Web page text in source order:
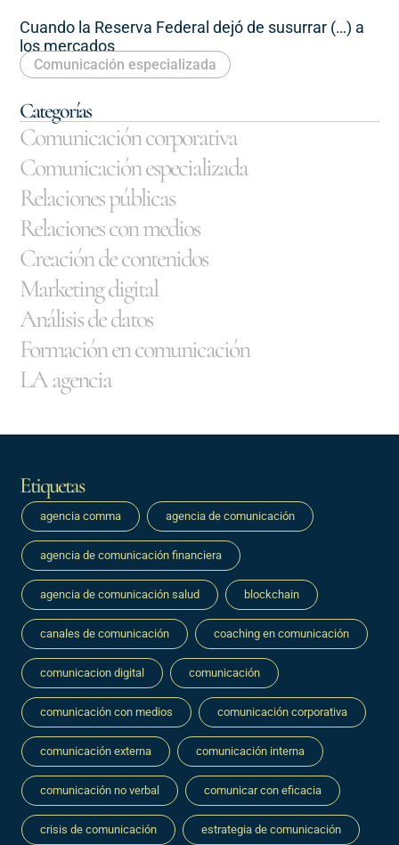
Cuando la Reserva Federal dejó de susurrar (…) a
los mercados
Comunicación especializada
Categorías
Comunicación corporativa
Comunicación especializada
Relaciones públicas
Relaciones con medios
Creación de contenidos
Marketing digital
Análisis de datos
Formación en comunicación
LA agencia
Etiquetas
agencia comma agencia de comunicación
agencia de comunicación financiera
agencia de comunicación salud blockchain
canales de comunicación coaching en comunicación
comunicacion digital comunicación
comunicación con medios comunicación corporativa
comunicación externa comunicación interna
comunicación no verbal comunicar con eficacia
crisis de comunicación estrategia de comunicación